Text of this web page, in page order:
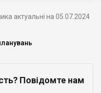
актуальні на 05.07.2024
Повідомте нам